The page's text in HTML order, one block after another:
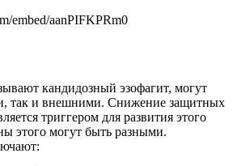
embed/aanPIFKPRm0
кандидозный эзофагит, могут
так и внешними. Снижение защитных
триггером для развития этого
этого могут быть разными.